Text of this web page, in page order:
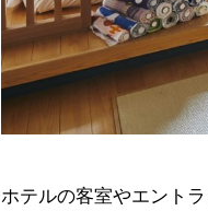
ホテルの客室やエント